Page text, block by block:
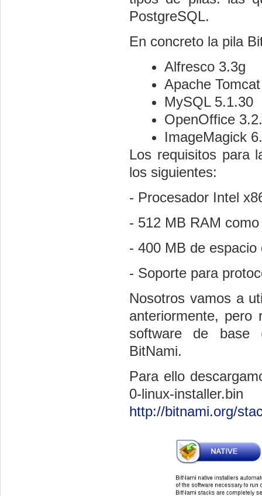
PostgreSQL.
En concreto la pila
Alfresco 3.3g
Apache
MySQL 5.1.30
OpenOffice
ImageMagick
Los requisitos para
los siguientes:
- Procesador Intel
- 512 MB RAM
- 400 MB de
- Soporte para
Nosotros vamos a
anteriormente, pero
software de base
BitNami.
Para ello
0-linux-
http://bitnami.org/